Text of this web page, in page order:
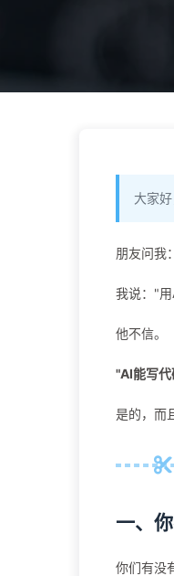
大家
朋友问我
我说："
他不信。
"AI能写代
是的，而
一、
你们有没